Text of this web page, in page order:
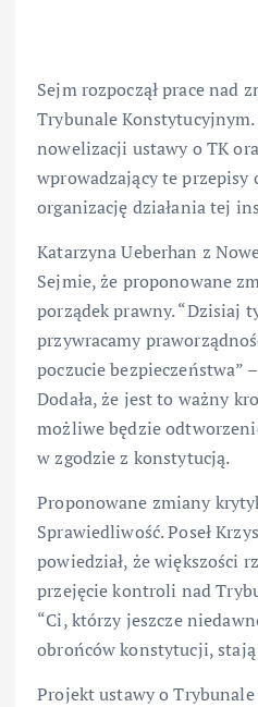
Sejm rozpoczął prace nad
Trybunale
nowelizacji ustawy o TK
wprowadzający te przepisy
organizację działania tej
Katarzyna Ueberhan z
Sejmie, że proponowane
porządek prawny. “Dzisiaj
przywracamy
poczucie bezpieczeństwa”
Dodała, że jest to ważny
możliwe będzie
w zgodzie z konstytucją.
Proponowane zmiany
Sprawiedliwość. Poseł
powiedział, że większości
przejęcie kontroli nad
“Ci, którzy jeszcze
obrońców konstytucji,
Projekt ustawy o